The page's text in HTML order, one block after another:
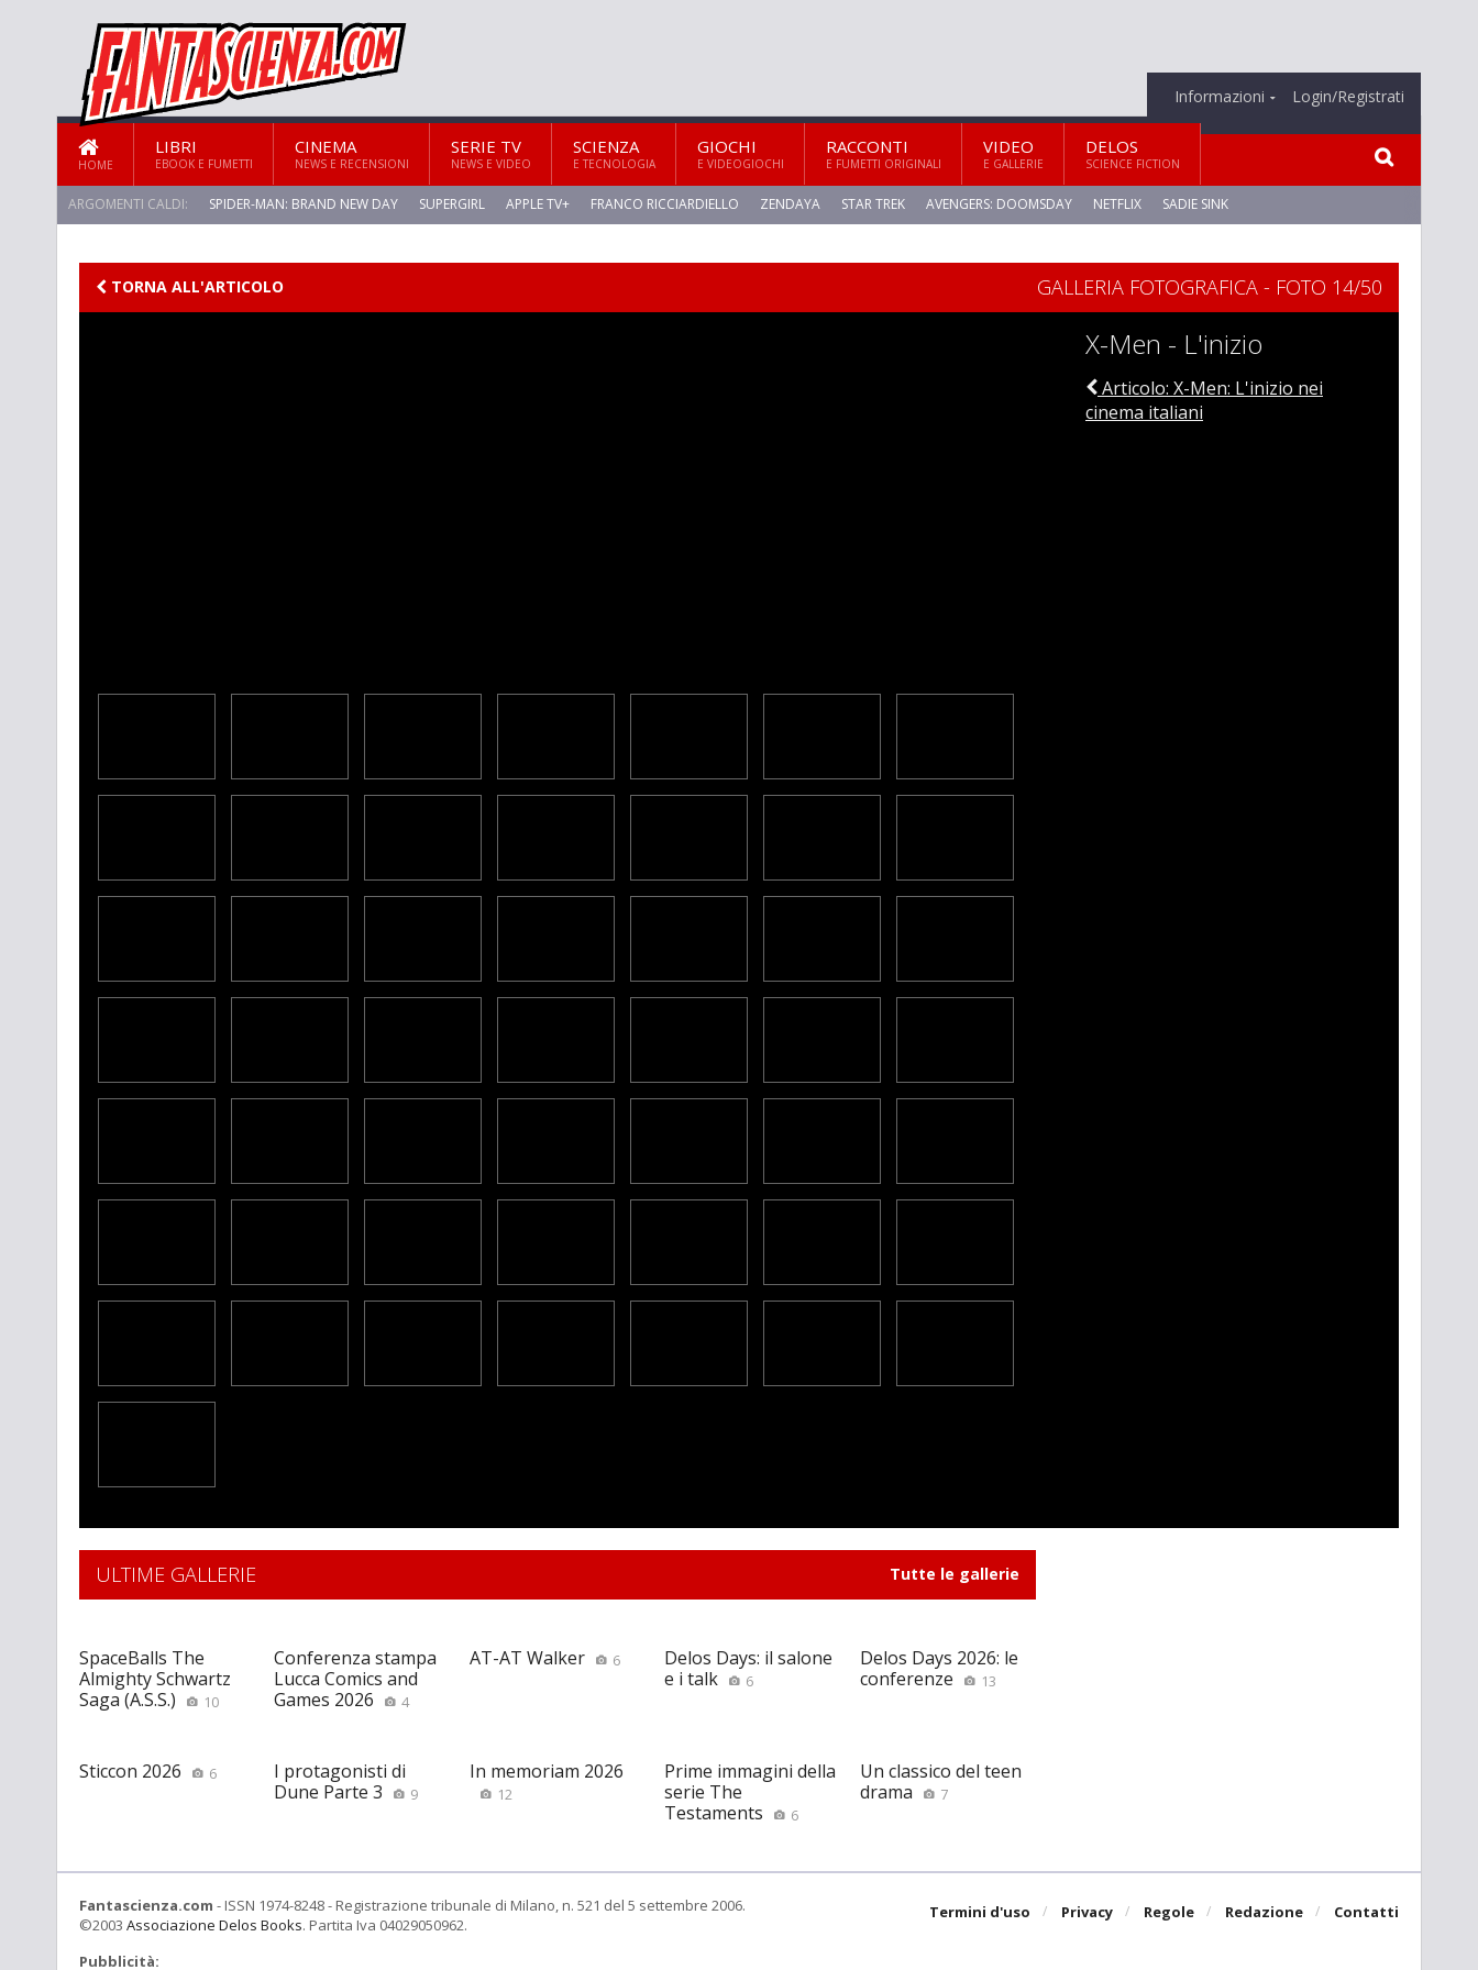
Informazioni Login/Registrati
HOME
LIBRI
EBOOK E FUMETTI
CINEMA
NEWS E RECENSIONI
SERIE TV
NEWS E VIDEO
SCIENZA
E TECNOLOGIA
GIOCHI
E VIDEOGIOCHI
RACCONTI
E FUMETTI ORIGINALI
VIDEO
E GALLERIE
DELOS
SCIENCE FICTION
ARGOMENTI CALDI: SPIDER-MAN: BRAND NEW DAY SUPERGIRL APPLE TV+ FRANCO RICCIARDIELLO ZENDAYA STAR TREK AVENGERS: DOOMSDAY NETFLIX SADIE SINK
GALLERIA FOTOGRAFICA - FOTO 14/50
TORNA ALL'ARTICOLO
X-Men - L'inizio
Articolo: X-Men: L'inizio nei
cinema italiani
ULTIME GALLERIE Tutte le gallerie
SpaceBalls The
Almighty Schwartz
Saga (A.S.S.)
10
Conferenza stampa
Lucca Comics and
Games 2026
4
AT-AT Walker 6
Delos Days: il salone
e i talk
6
Delos Days 2026: le
conferenze
13
Sticcon 2026 6
I protagonisti di
Dune Parte 3
9
In memoriam 2026
12
Prime immagini della
serie The
Testaments
6
Un classico del teen
drama
7
Termini d'uso Privacy Regole Redazione Contatti
Fantascienza.com - ISSN 1974-8248 - Registrazione tribunale di Milano, n. 521 del 5 settembre 2006.
©2003 Associazione Delos Books. Partita Iva 04029050962.
Pubblicità: